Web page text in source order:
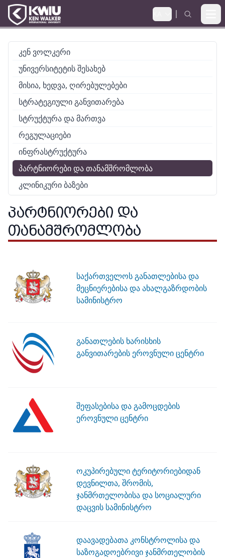
კენ ვოლკერი
უნივერსიტეტის შესახებ
მისია, ხედვა, ღირებულებები
სტრატეგიული განვითარება
სტრუქტურა და მართვა
რეგულაციები
ინფრასტრუქტურა
პარტნიორები და თანამშრომლობა
კლინიკური ბაზები
ᲞᲐᲠᲢᲜᲘᲝᲠᲔᲑᲘ ᲓᲐ
ᲗᲐᲜᲐᲛᲨᲠᲝᲛᲚᲝᲑᲐ
საქართველოს განათლებისა და
მეცნიერებისა და ახალგაზრდობის
სამინისტრო
განათლების ხარისხის
განვითარების ეროვნული ცენტრი
შეფასებისა და გამოცდების
ეროვნული ცენტრი
ოკუპირებული ტერიტორიებიდან
დევნილთა, შრომის,
ჯანმრთელობისა და სოციალური
დაცვის სამინისტრო
დაავადებათა კონსტროლისა და
საზოგადოებრივი ჯანმრთელობის